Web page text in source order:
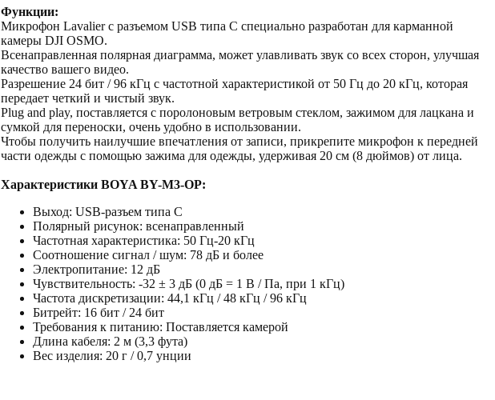
Функции:
Микрофон Lavalier с разъемом USB типа C специально разработан для карманной
камеры DJI OSMO.
Всенаправленная полярная диаграмма, может улавливать звук со всех сторон, улучшая
качество вашего видео.
Разрешение 24 бит / 96 кГц с частотной характеристикой от 50 Гц до 20 кГц, которая
передает четкий и чистый звук.
Plug and play, поставляется с поролоновым ветровым стеклом, зажимом для лацкана и
сумкой для переноски, очень удобно в использовании.
Чтобы получить наилучшие впечатления от записи, прикрепите микрофон к передней
части одежды с помощью зажима для одежды, удерживая 20 см (8 дюймов) от лица.
Характеристики BOYA BY-M3-OP:
Выход: USB-разъем типа C
Полярный рисунок: всенаправленный
Частотная характеристика: 50 Гц-20 кГц
Соотношение сигнал / шум: 78 дБ и более
Электропитание: 12 дБ
Чувствительность: -32 ± 3 дБ (0 дБ = 1 В / Па, при 1 кГц)
Частота дискретизации: 44,1 кГц / 48 кГц / 96 кГц
Битрейт: 16 бит / 24 бит
Требования к питанию: Поставляется камерой
Длина кабеля: 2 м (3,3 фута)
Вес изделия: 20 г / 0,7 унции